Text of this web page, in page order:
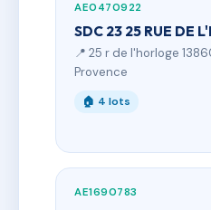
AE0470922
SDC 23 25 RUE DE
📍 25 r de l'horloge
Provence
🏠 4 lots
AE1690783